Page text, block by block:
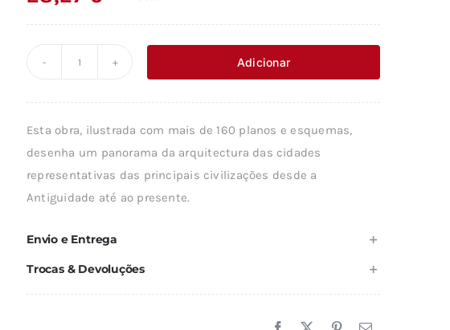
GRANDE
HISTÓRIA
Adicionar
Esta obra, ilustrada com mais de 160 planos e esquemas,
desenha um panorama da arquitectura das cidades
representativas das principais civilizações desde a
Antiguidade até ao presente.
Envio e Entrega
Trocas & Devoluções